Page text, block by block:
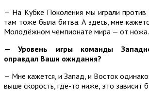
— На Кубке Поколения мы играли против
там тоже была битва. А здесь, мне
Молодёжном чемпионате мира — от ножа.
— Уровень игры команды
оправдал Ваши ожидания?
— Мне кажется, и Запад, и Восток
выше скорость, где-то ниже, это зависит